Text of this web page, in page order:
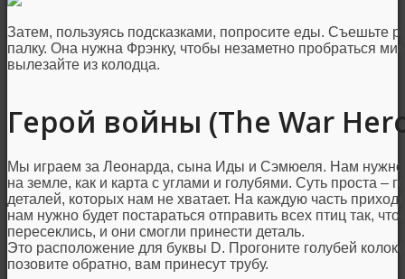
Затем, пользуясь подсказками, попросите еды. Съешьте
палку. Она нужна Фрэнку, чтобы незаметно пробраться
вылезайте из колодца.
Герой войны (The War
Мы играем за Леонарда, сына Иды и Сэмюеля. Нам нужно
на земле, как и карта с углами и голубями. Суть проста –
деталей, которых нам не хватает. На каждую часть
нам нужно будет постараться отправить всех птиц так,
пересеклись, и они смогли принести деталь.
Это расположение для буквы D. Прогоните голубей
позовите обратно, вам принесут трубу.